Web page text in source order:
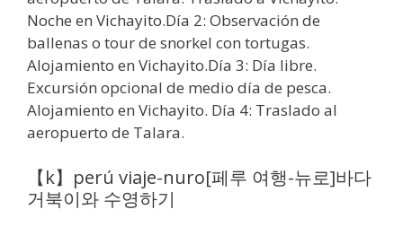
Noche en Vichayito.Día 2: Observación de
ballenas o tour de snorkel con tortugas.
Alojamiento en Vichayito.Día 3: Día libre.
Excursión opcional de medio día de pesca.
Alojamiento en Vichayito. Día 4: Traslado al
aeropuerto de Talara.
【k】perú viaje-nuro[페루 여행-뉴로]바다
거북이와 수영하기